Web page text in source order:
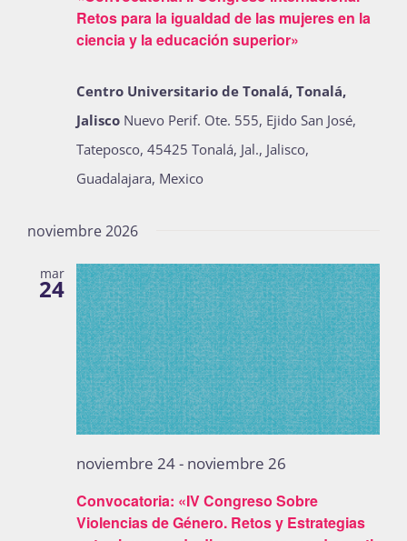
Publicaciones
Bienvenida generación 2027-1
Retos para la igualdad de las mujeres en la
ciencia y la educación superior»
Centro Universitario de Tonalá, Tonalá,
Jalisco Nuevo Perif. Ote. 555, Ejido San José,
Tateposco, 45425 Tonalá, Jal., Jalisco,
Guadalajara, Mexico
noviembre 2026
mar
24
Convocatoria: «IV Congreso Sobre
Violencias de Género. Retos y Estrategias
noviembre 24- noviembre 26